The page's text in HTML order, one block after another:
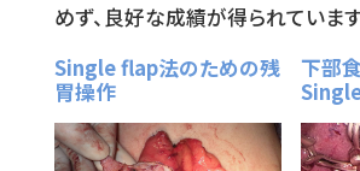
めず、良好な成績が得られています
Single flap法のための残
胃操作
下部